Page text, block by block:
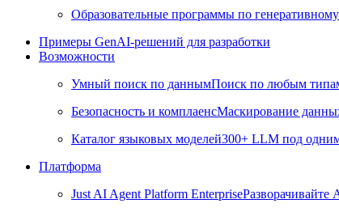
Образовательные программы по
Примеры GenAI-решений для разработки
Возможности
Умный поиск по даннымПоиск по любым
Безопасность и комплаенсМаскирование
Каталог языковых моделей300+ LLM под
Платформа
Just AI Agent Platform Enterprise